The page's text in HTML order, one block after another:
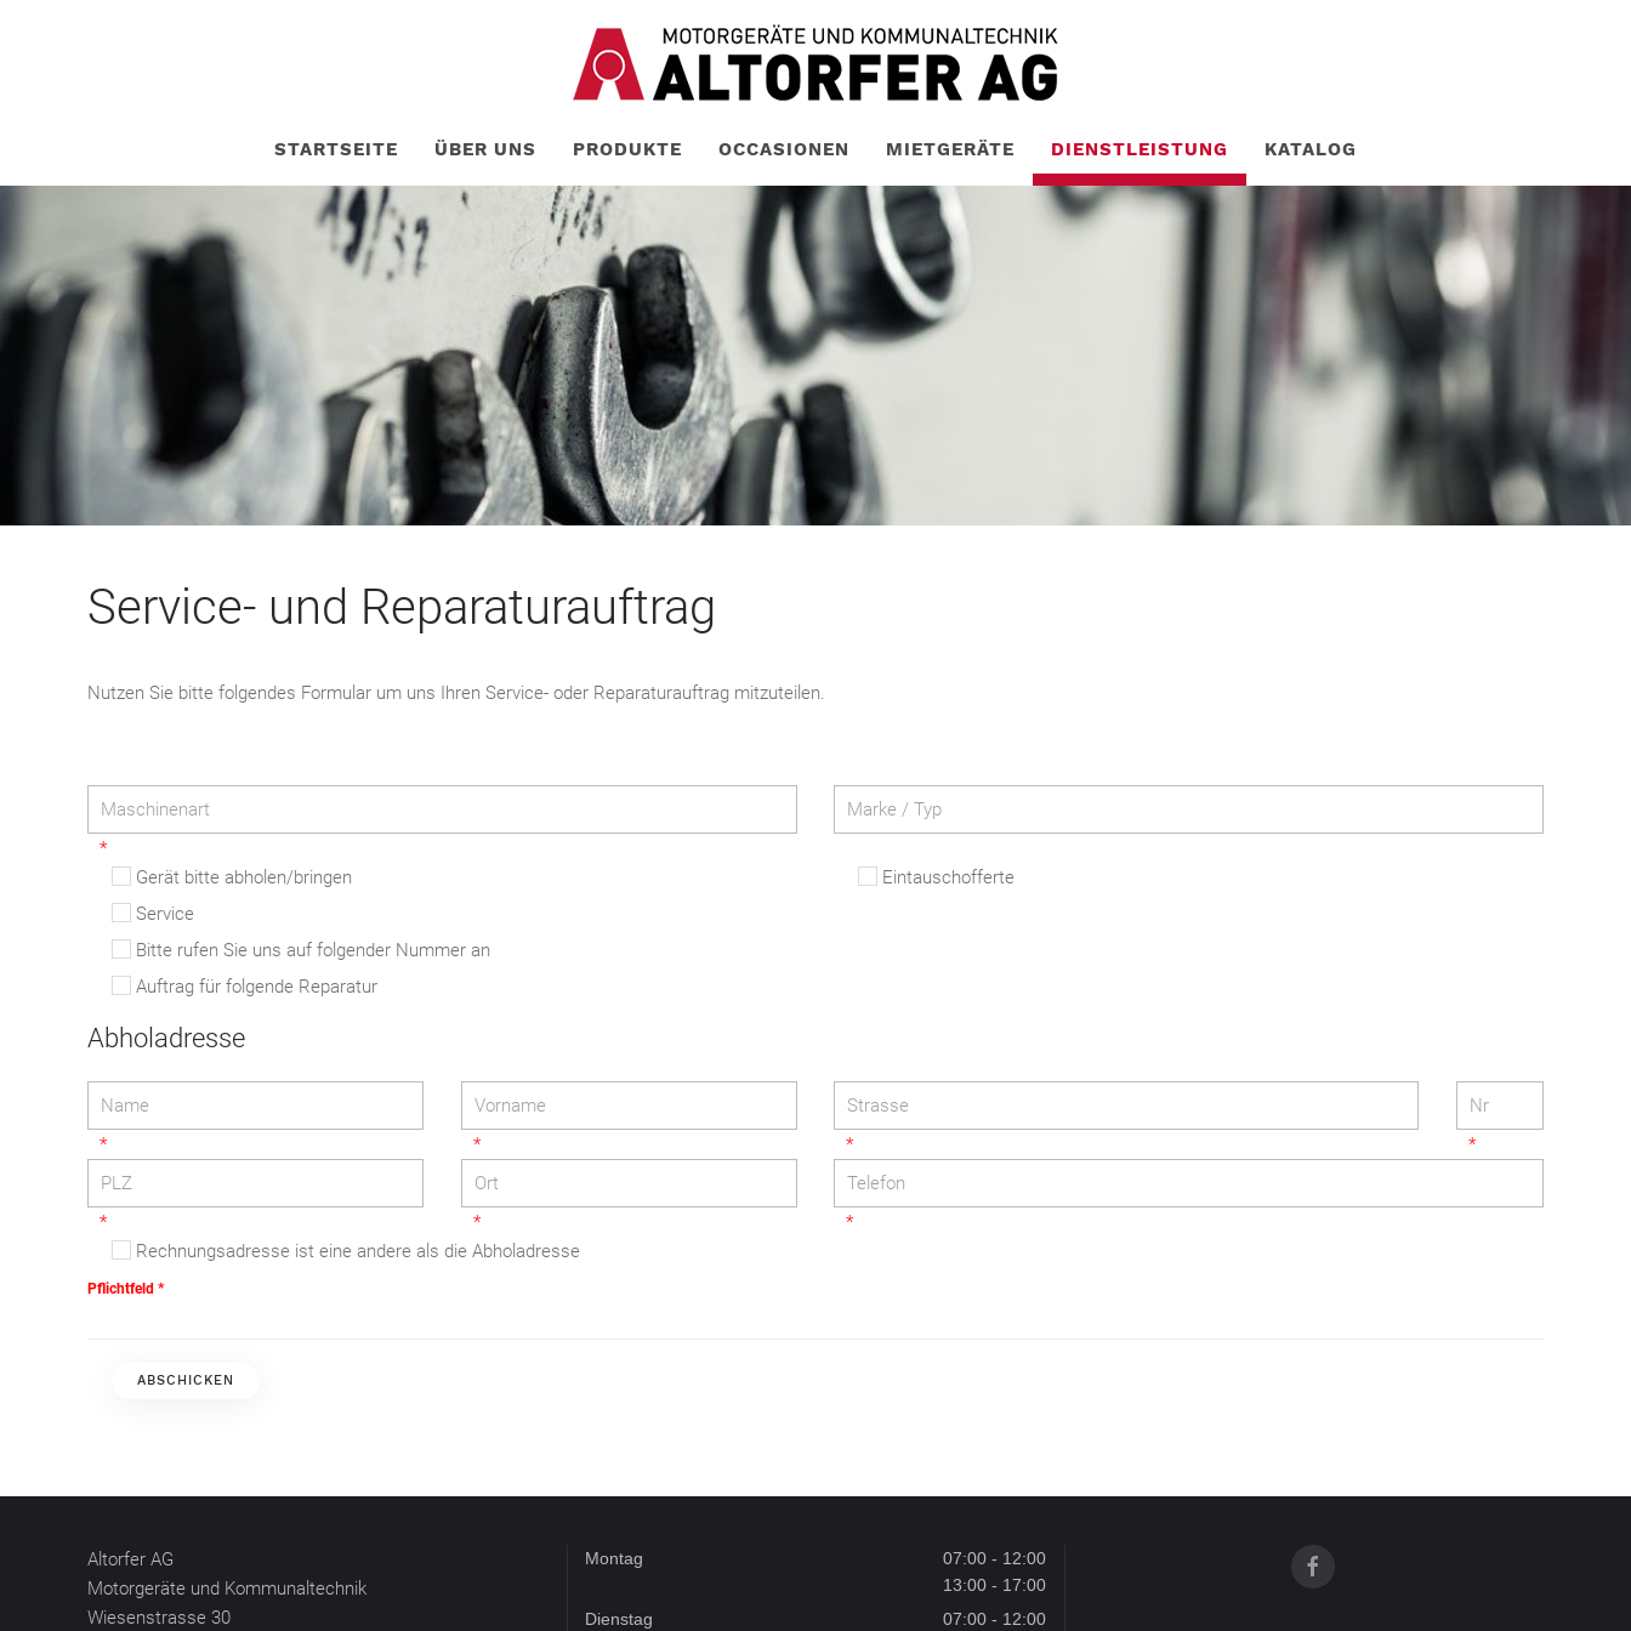
STARTSEITE ÜBER UNS PRODUKTE OCCASIONEN MIETGERÄTE DIENSTLEISTUNG KATALOG
Service- und Reparaturauftrag
Nutzen Sie bitte folgendes Formular um uns Ihren Service- oder Reparaturauftrag mitzuteilen.
Gerät bitte abholen/bringen
Eintauschofferte
Service
Bitte rufen Sie uns auf folgender Nummer an
Auftrag für folgende Reparatur
Abholadresse
Rechnungsadresse ist eine andere als die Abholadresse
Pflichtfeld *
Altorfer AG
Motorgeräte und Kommunaltechnik
Wiesenstrasse 30
Montag
07:00 - 12:00
13:00 - 17:00
Dienstag
07:00 - 12:00